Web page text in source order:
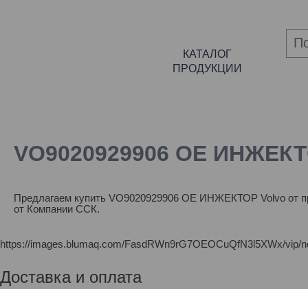
КАТАЛОГ
ПРОДУКЦИИ
VO9020929906 OE
Предлагаем купить VO9020929906 OE ИНЖЕКТОР Volvo от
от Компании ССК.
https://images.blumaq.com/FasdRWn9rG7OEOCuQfN3l5XWx/vip/
Доставка и оплата